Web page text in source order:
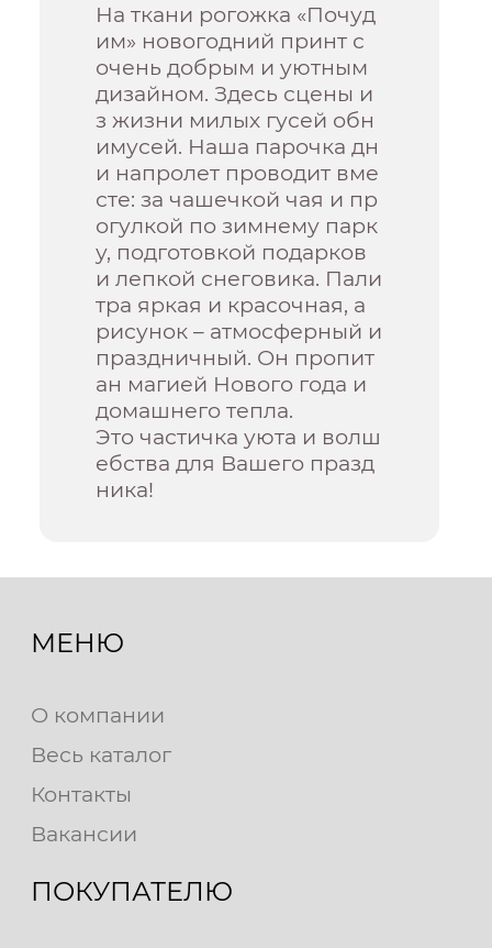
На ткани рогожка «Почуд
им» новогодний принт с
очень добрым и уютным
дизайном. Здесь сцены и
з жизни милых гусей обн
имусей. Наша парочка дн
и напролет проводит вме
сте: за чашечкой чая и пр
огулкой по зимнему парк
у, подготовкой подарков
и лепкой снеговика. Пали
тра яркая и красочная, а
рисунок – атмосферный и
праздничный. Он пропит
ан магией Нового года и
домашнего тепла.
Это частичка уюта и волш
ебства для Вашего празд
ника!
МЕНЮ
О компании
Весь каталог
Контакты
Вакансии
ПОКУПАТЕЛЮ